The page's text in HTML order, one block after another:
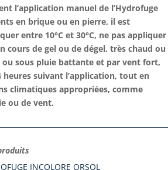
l’application manuel de l’Hydrofuge
en brique ou en pierre, il est
entre 10°C et 30°C, ne pas appliquer
cours de gel ou de dégel, très chaud ou
sous pluie battante et par vent fort,
heures suivant l’application, tout en
climatiques appropriées, comme
ou de vent.
INCOLORE ORSOL